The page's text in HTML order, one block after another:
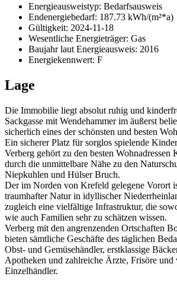
Energieausweistyp: Bedarfsausweis
Endenergiebedarf: 187.73 kWh/(m²*a)
Gültigkeit: 2024-11-18
Wesentliche Energieträger: Gas
Baujahrlaut Energieausweis: 2016
Energiekennwert: F
Lage
Die Immobilie liegt absolut ruhig und
Sackgasse mit Wendehammer im äußerst
sicherlich eines der schönsten und besten
Ein sicherer Platz für sorglos spielende
Verberg gehört zu den besten Wohnadressen
durch die unmittelbare Nähe zu den
Niepkuhlen und Hülser Bruch.
Der im Norden von Krefeld gelegene Vorort
traumhafter Natur in idyllischer
zugleich eine vielfältige Infrastruktur, die
wie auch Familien sehr zu schätzen wissen.
Verberg mit den angrenzenden Ortschaften
bieten sämtliche Geschäfte des täglichen
Obst- und Gemüsehändler, erstklassige
Apotheken und zahlreiche Ärzte, Frisöre und
Einzelhändler.